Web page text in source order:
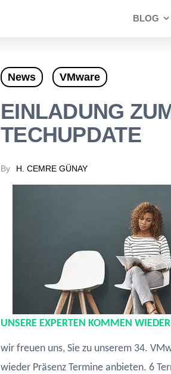
BLOG
News VMware
EINLADUNG
TECHUPDATE
By H. CEMRE GÜNAY
UNSERE EXPERTEN KOMMEN
wir freuen uns, Sie zu unserem 34.
wieder Präsenz Termine anbieten. 6